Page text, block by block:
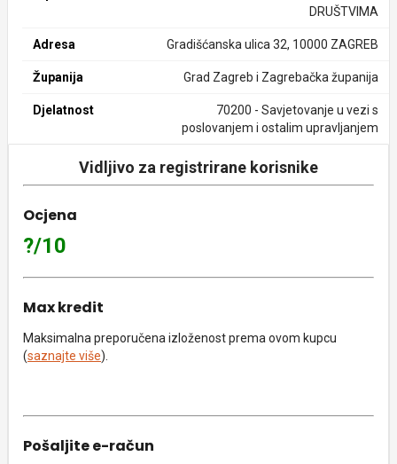
DRUŠTVIMA
Adresa Gradišćanska ulica 32, 10000 ZAGREB
Županija Grad Zagreb i Zagrebačka županija
Djelatnost
70200 - Savjetovanje u vezi s
poslovanjem i ostalim upravljanjem
Vidljivo za registrirane korisnike
Ocjena
?/10
Max kredit
Maksimalna preporučena izloženost prema ovom kupcu
(saznajte više).
Pošaljite e-račun